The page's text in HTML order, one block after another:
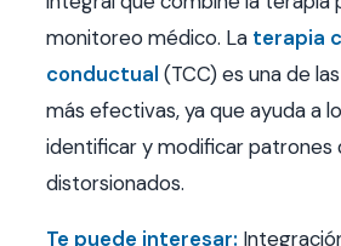
monitoreo médico. La terapia
conductual (TCC) es una de
más efectivas, ya que ayuda a
identificar y modificar patrones
distorsionados.
Te puede interesar: